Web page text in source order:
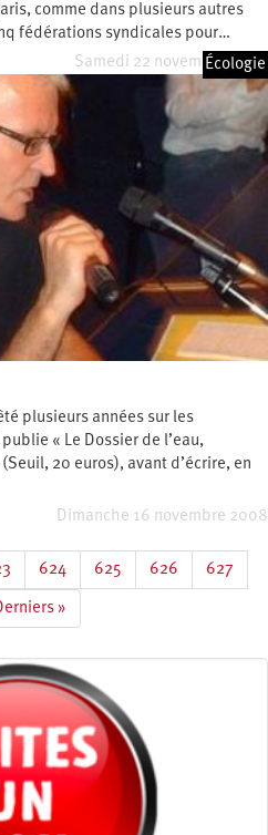
comme dans plusieurs autres
fédérations syndicales pour…
Samedi 22 novembre 2008
Écologie
plusieurs années sur les
« Le Dossier de l’eau,
20 euros), avant d’écrire, en
Dimanche 16 novembre 2008
Page
624 Page
625 Page
626 Page
627
»